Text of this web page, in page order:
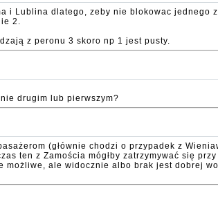
i Lublina dlatego, zeby nie blokowac jednego
2.
z peronu 3 skoro np 1 jest pusty.
drugim lub pierwszym?
(głównie chodzi o przypadek z
ten z Zamościa mógłby zatrzymywać się
ale widocznie albo brak jest dobrej